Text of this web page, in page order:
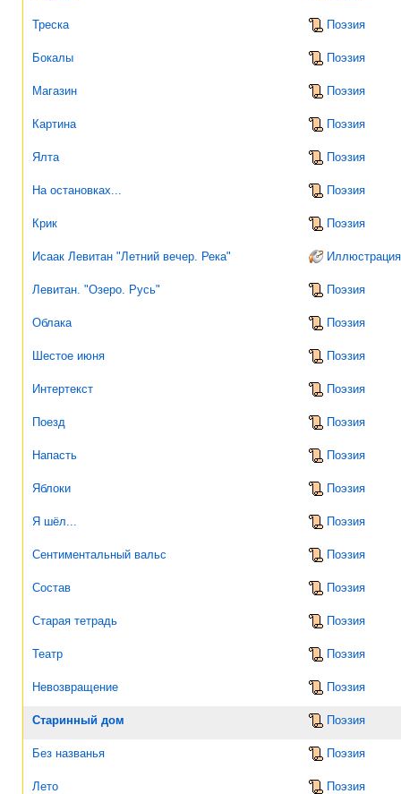
Треска Поэзия
Бокалы Поэзия
Магазин Поэзия
Картина Поэзия
Ялта Поэзия
На остановках... Поэзия
Крик Поэзия
Исаак Левитан "Летний вечер. Река"
Левитан. "Озеро. Русь" Поэзия
Облака Поэзия
Шестое июня Поэзия
Интертекст Поэзия
Поезд Поэзия
Напасть Поэзия
Яблоки Поэзия
Я шёл... Поэзия
Сентиментальный вальс Поэзия
Состав Поэзия
Старая тетрадь Поэзия
Театр Поэзия
Невозвращение Поэзия
Старинный дом Поэзия
Без названья Поэзия
Лето Поэзия